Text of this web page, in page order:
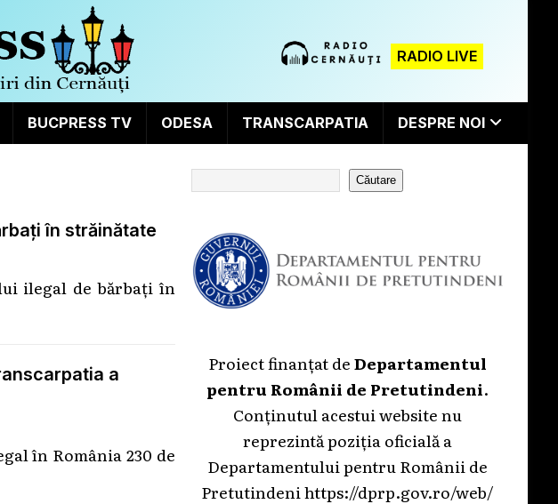
RADIO LIVE
BUCPRESS TV ODESA TRANSCARPATIA DESPRE NOI
în străinătate
ilegal de bărbați în
a
în România 230 de
Căutare
Proiect finanțat deDepartamentul
pentru Românii de Pretutindeni.
Conținutul acestui website nu
reprezintă poziția oficială a
Departamentului pentru Românii de
Pretutindenihttps://dprp.gov.ro/web/